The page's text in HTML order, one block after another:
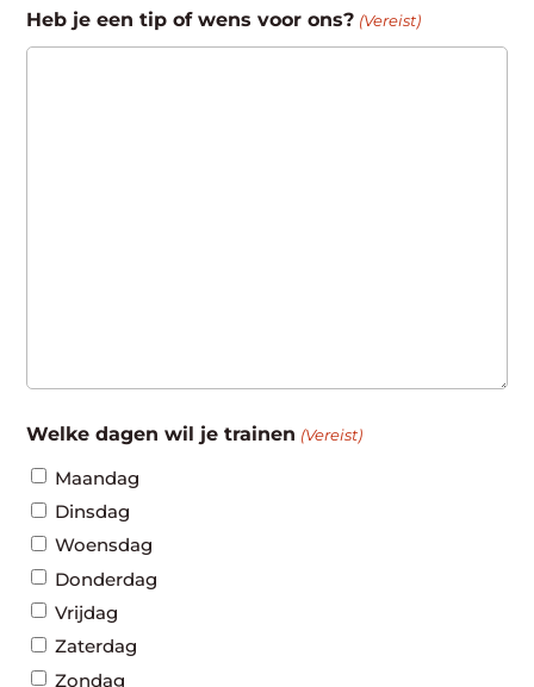
Heb je een tip of wens voor ons? (Vereist)
Welke dagen wil je trainen (Vereist)
Maandag
Dinsdag
Woensdag
Donderdag
Vrijdag
Zaterdag
Zondag